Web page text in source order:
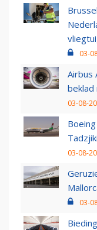
03-
Airbus
03-08-
03-08-
03-